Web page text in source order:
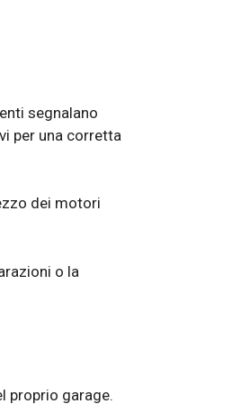
segnalano
per una corretta
dei motori
o la
proprio garage.